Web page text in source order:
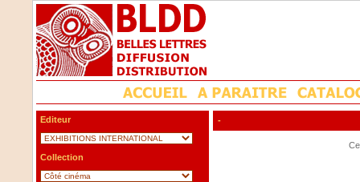
Editeur
Collection
-